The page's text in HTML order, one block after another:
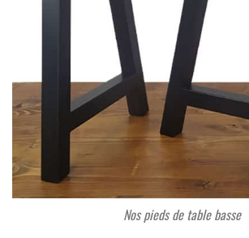
Nos pieds de table basse